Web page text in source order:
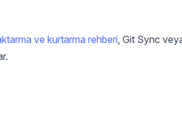
ve kurtarma rehberi , Git Sync